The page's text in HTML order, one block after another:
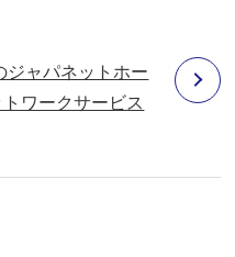
ジャパネットホー
ワークサービス